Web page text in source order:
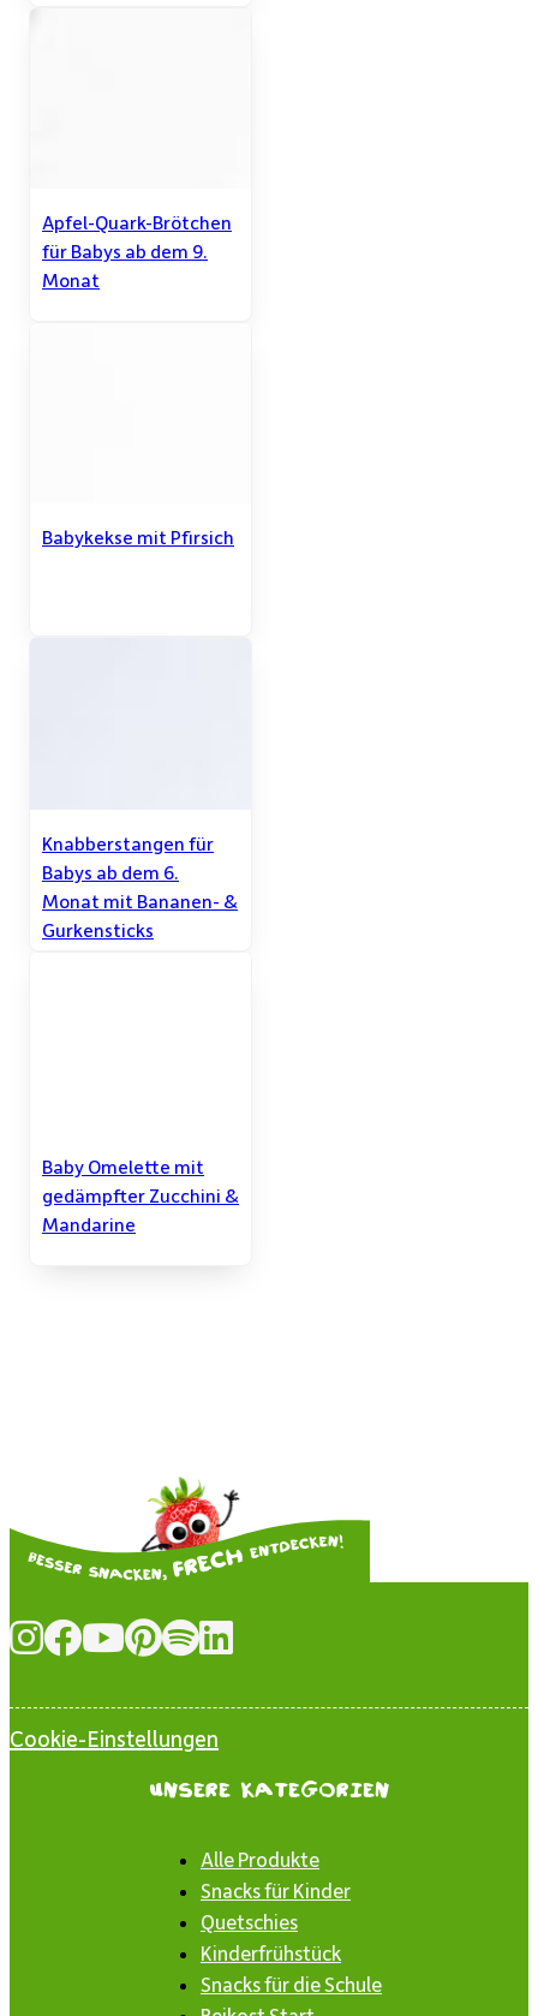
Apfel-Quark-Brötchen
für Babys ab dem 9.
Monat
Babykekse mit Pfirsich
Knabberstangen für
Babys ab dem 6.
Monat mit Bananen- &
Gurkensticks
Baby Omelette mit
gedämpfter Zucchini &
Mandarine
Cookie-Einstellungen
Unsere Kategorien
Alle Produkte
Snacks für Kinder
Quetschies
Kinderfrühstück
Snacks für die Schule